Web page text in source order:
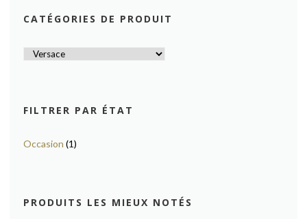
CATÉGORIES DE PRODUIT
FILTRER PAR ÉTAT
Occasion (1)
PRODUITS LES MIEUX NOTÉS